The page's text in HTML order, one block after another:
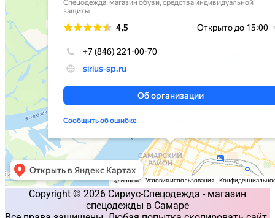
Copyright © 2026 Сириус-Спецодежда - магазин
спецодежды в Самаре